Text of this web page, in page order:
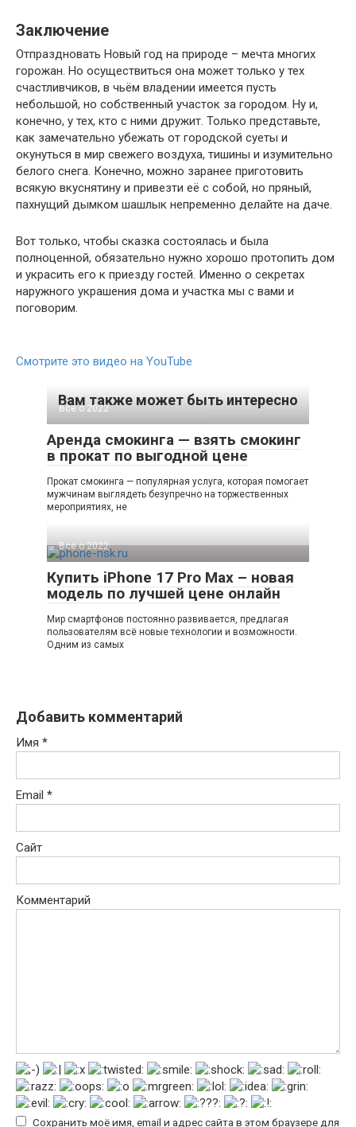
Заключение
Отпраздновать Новый год на природе – мечта многих
горожан. Но осуществиться она может только у тех
счастливчиков, в чьём владении имеется пусть
небольшой, но собственный участок за городом. Ну и,
конечно, у тех, кто с ними дружит. Только представьте,
как замечательно убежать от городской суеты и
окунуться в мир свежего воздуха, тишины и изумительно
белого снега. Конечно, можно заранее приготовить
всякую вкуснятину и привезти её с собой, но пряный,
пахнущий дымком шашлык непременно делайте на даче.
Вот только, чтобы сказка состоялась и была
полноценной, обязательно нужно хорошо протопить дом
и украсить его к приезду гостей. Именно о секретах
наружного украшения дома и участка мы с вами и
поговорим.
Смотрите это видео на YouTube
Вам также может быть интересно
Все о 2022
Аренда смокинга — взять смокинг
в прокат по выгодной цене
Прокат смокинга — популярная услуга, которая помогает
мужчинам выглядеть безупречно на торжественных
мероприятиях, не
Все о 2022
Купить iPhone 17 Pro Max – новая
модель по лучшей цене онлайн
Мир смартфонов постоянно развивается, предлагая
пользователям всё новые технологии и возможности.
Одним из самых
Добавить комментарий
Имя *
Email *
Сайт
Комментарий
Сохранить моё имя, email и адрес сайта в этом браузере для